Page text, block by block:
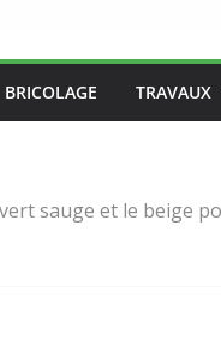
BRICOLAGE TRAVAUX
sauge et le beige